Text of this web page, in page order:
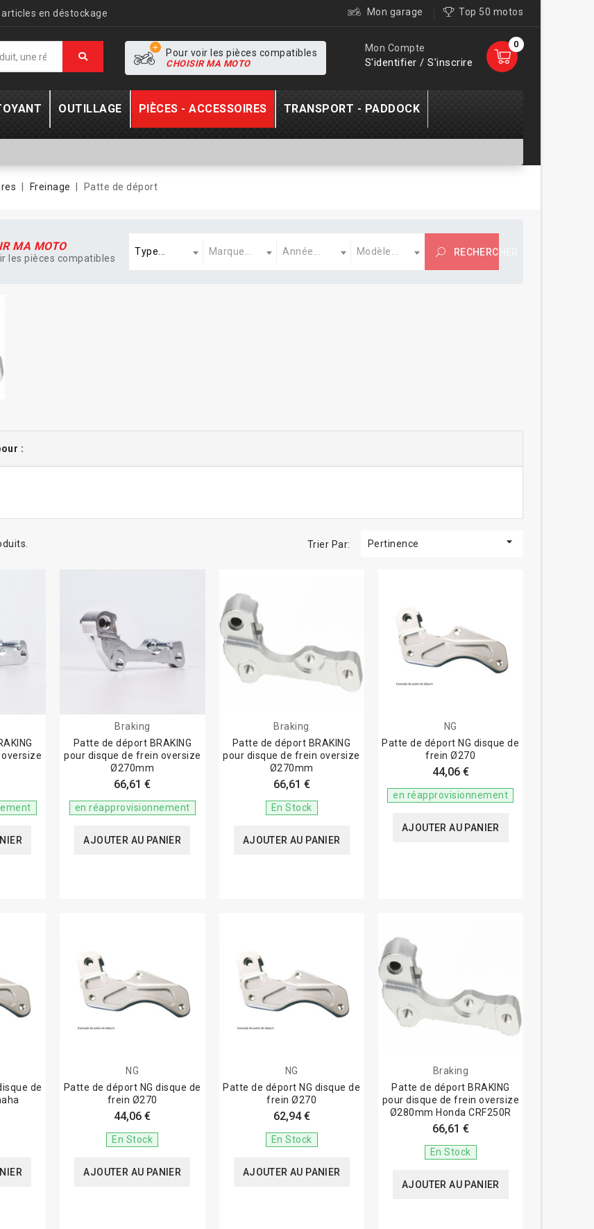
articles en déstockage Mon garage Top 50 motos
0
Mon Compte
S'identifier / S'inscrire
Pour voir les pièces compatibles
CHOISIR MA MOTO
OUTILLAGE PIÈCES - ACCESSOIRES TRANSPORT - PADDOCK
Freinage Patte de déport
MA MOTO
les pièces compatibles
Type...
Marque...
Année...
Modèle...
RECHERCHER
:
Trier Par: Pertinence 
Braking
Patte de déport BRAKING
pour disque de frein oversize
Ø270mm
66,61 €
en réapprovisionnement
AJOUTER AU PANIER
Braking
Patte de déport BRAKING
pour disque de frein oversize
Ø270mm
66,61 €
En Stock
AJOUTER AU PANIER
NG
Patte de déport NG disque de
frein Ø270
44,06 €
en réapprovisionnement
AJOUTER AU PANIER
de
NG
Patte de déport NG disque de
frein Ø270
44,06 €
En Stock
AJOUTER AU PANIER
NG
Patte de déport NG disque de
frein Ø270
62,94 €
En Stock
AJOUTER AU PANIER
Braking
Patte de déport BRAKING
pour disque de frein oversize
Ø280mm Honda CRF250R
66,61 €
En Stock
AJOUTER AU PANIER